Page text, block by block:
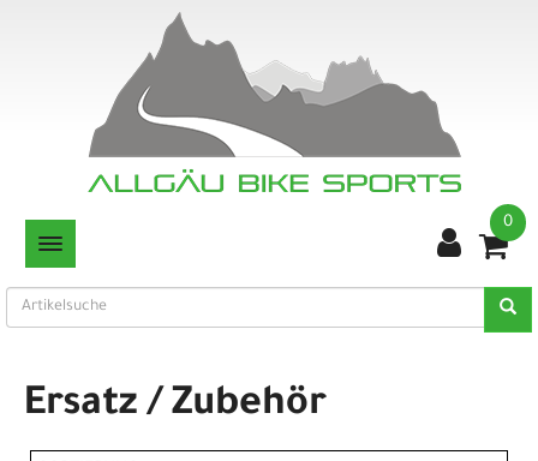
TOGGLE NAVIGATION
0
Ersatz / Zubehör